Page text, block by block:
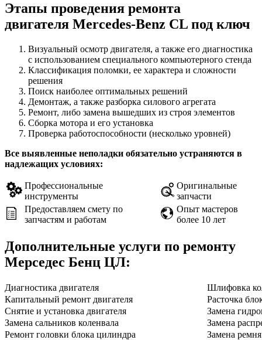
Этапы проведения ремонта
двигателя Mercedes-Benz CL под ключ
Визуальный осмотр двигателя, а также его диагностика
с использованием специального компьютерного стенда
Классификация поломки, ее характера и сложности
решения
Поиск наиболее оптимальных решений
Демонтаж, а также разборка силового агрегата
Ремонт, либо замена вышедших из строя элементов
Сборка мотора и его установка
Проверка работоспособности (несколько уровней)
Все выявленные неполадки обязательно устраняются в
надлежащих условиях:
Профессиональные
инструменты
Оригинальные
запчасти
Предоставляем смету по
запчастям и работам
Опыт мастеров
более 10 лет
Дополнительные услуги по ремонту
Мерседес Бенц ЦЛ:
Диагностика двигателя
Шлифовка
Капитальный ремонт двигателя
Расточка
Снятие и установка двигателя
Замена
Замена сальников коленвала
Замена
Ремонт головки блока цилиндра
Замена